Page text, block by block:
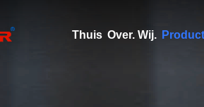
Thuis Over. Wij.